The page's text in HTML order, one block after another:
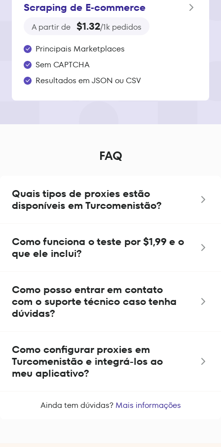
Scraping de E‑commerce
A partir de $1.32/1k pedidos
Principais Marketplaces
Sem CAPTCHA
Resultados em JSON ou CSV
FAQ
Quais tipos de proxies estão
disponíveis em Turcomenistão?
Como funciona o teste por $1,99 e o
que ele inclui?
Como posso entrar em contato
com o suporte técnico caso tenha
dúvidas?
Como configurar proxies em
Turcomenistão e integrá-los ao
meu aplicativo?
Ainda tem dúvidas? Mais informações